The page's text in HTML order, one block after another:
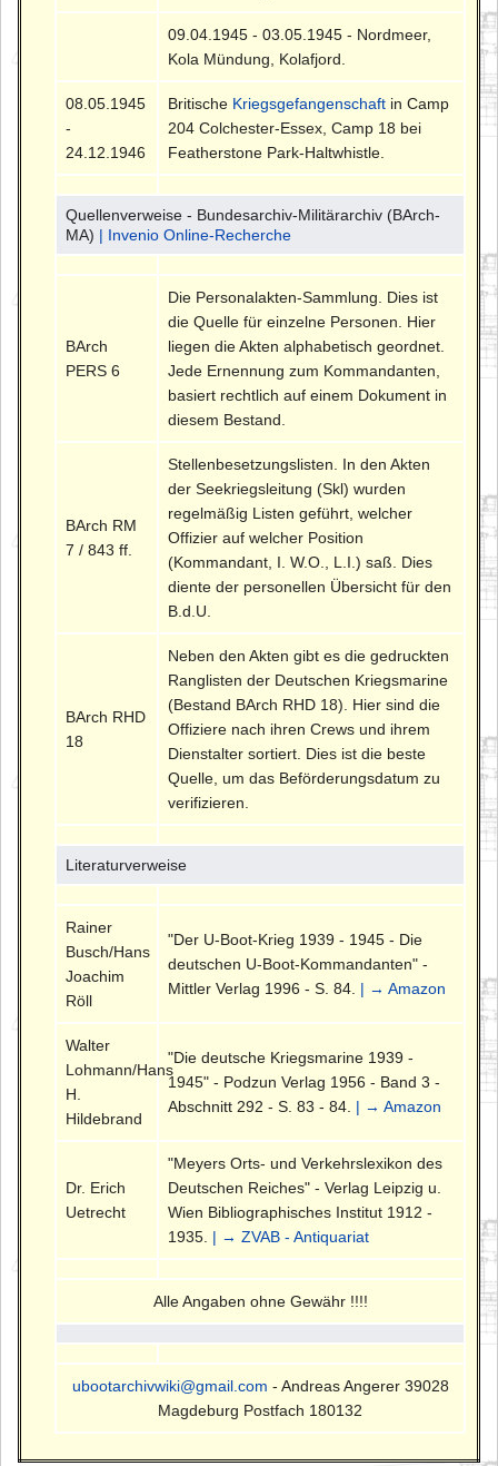
09.04.1945 - 03.05.1945 - Nordmeer,
Kola Mündung, Kolafjord.
08.05.1945
-
24.12.1946
Britische Kriegsgefangenschaft in Camp
204 Colchester-Essex, Camp 18 bei
Featherstone Park-Haltwhistle.
Quellenverweise - Bundesarchiv-Militärarchiv (BArch-
MA) | Invenio Online-Recherche
BArch
PERS 6
Die Personalakten-Sammlung. Dies ist
die Quelle für einzelne Personen. Hier
liegen die Akten alphabetisch geordnet.
Jede Ernennung zum Kommandanten,
basiert rechtlich auf einem Dokument in
diesem Bestand.
BArch RM
7 / 843 ff.
Stellenbesetzungslisten. In den Akten
der Seekriegsleitung (Skl) wurden
regelmäßig Listen geführt, welcher
Offizier auf welcher Position
(Kommandant, I. W.O., L.I.) saß. Dies
diente der personellen Übersicht für den
B.d.U.
BArch RHD
18
Neben den Akten gibt es die gedruckten
Ranglisten der Deutschen Kriegsmarine
(Bestand BArch RHD 18). Hier sind die
Offiziere nach ihren Crews und ihrem
Dienstalter sortiert. Dies ist die beste
Quelle, um das Beförderungsdatum zu
verifizieren.
Literaturverweise
Rainer
Busch/Hans
Joachim
Röll
"Der U-Boot-Krieg 1939 - 1945 - Die
deutschen U-Boot-Kommandanten" -
Mittler Verlag 1996 - S. 84. | → Amazon
Walter
Lohmann/Hans
H.
Hildebrand
"Die deutsche Kriegsmarine 1939 -
1945" - Podzun Verlag 1956 - Band 3 -
Abschnitt 292 - S. 83 - 84. | → Amazon
Dr. Erich
Uetrecht
"Meyers Orts- und Verkehrslexikon des
Deutschen Reiches" - Verlag Leipzig u.
Wien Bibliographisches Institut 1912 -
1935. | → ZVAB - Antiquariat
Alle Angaben ohne Gewähr !!!!
ubootarchivwiki@gmail.com - Andreas Angerer 39028
Magdeburg Postfach 180132